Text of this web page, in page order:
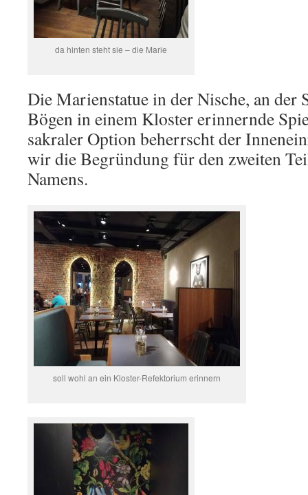
da hinten steht sie – die Marie
Die Marienstatue in der Nische, an der
Bögen in einem Kloster erinnernde
sakraler Option beherrscht der
wir die Begründung für den zweiten
Namens.
soll wohl an ein Kloster-Refektorium erinnern